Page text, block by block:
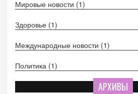
Мировые новости (1)
Здоровье (1)
Международные новости (1)
Политика (1)
АРХИВЫ